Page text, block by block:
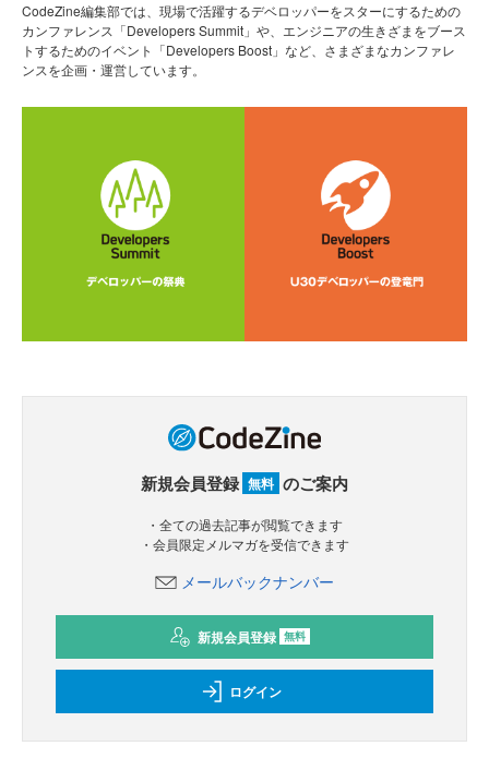
CodeZine編集部では、現場で活躍するデベロッパーをスターにするための
カンファレンス「Developers Summit」や、エンジニアの生きざまをブース
トするためのイベント「Developers Boost」など、さまざまなカンファレ
ンスを企画・運営しています。
新規会員登録 無料 のご案内
・全ての過去記事が閲覧できます
・会員限定メルマガを受信できます
メールバックナンバー
新規会員登録 無料
ログイン